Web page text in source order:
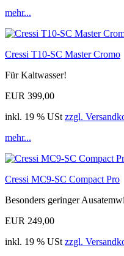
mehr...
Cressi T10-SC Master Cromo
Für Kaltwasser!
EUR 399,00
inkl. 19 % USt zzgl.
mehr...
Cressi MC9-SC Compact Pro
Besonders geringer
EUR 249,00
inkl. 19 % USt zzgl.